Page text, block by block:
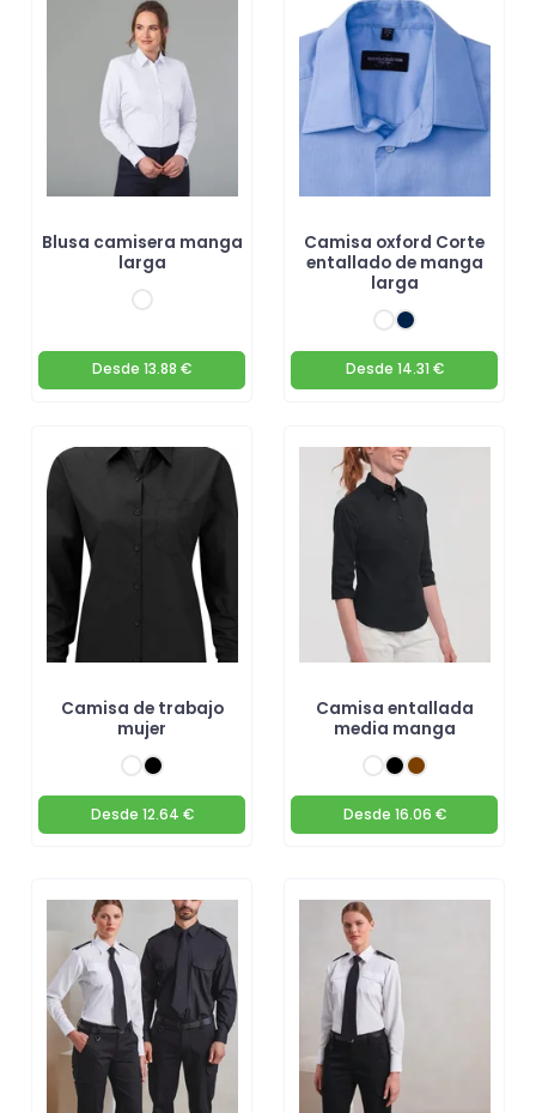
tus camisas de trabajo! 🛍️
Blusa camisera manga
larga
Desde 13.88 €
Camisa oxford Corte
entallado de manga
larga
Desde 14.31 €
Camisa de trabajo
mujer
Desde 12.64 €
Camisa entallada
media manga
Desde 16.06 €